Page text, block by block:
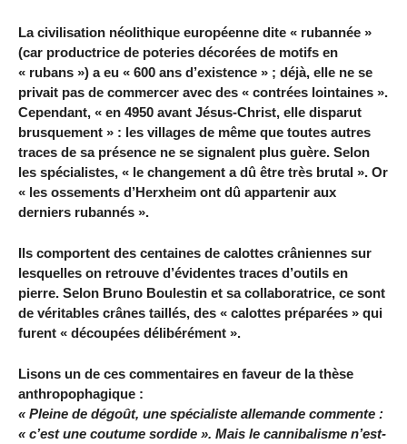
La civilisation néolithique européenne dite « rubannée »
(car productrice de poteries décorées de motifs en
« rubans ») a eu « 600 ans d’existence » ; déjà, elle ne se
privait pas de commercer avec des « contrées lointaines ».
Cependant, « en 4950 avant Jésus-Christ, elle disparut
brusquement » : les villages de même que toutes autres
traces de sa présence ne se signalent plus guère. Selon
les spécialistes, « le changement a dû être très brutal ». Or
« les ossements d’Herxheim ont dû appartenir aux
derniers rubannés ».
Ils comportent des centaines de calottes crâniennes sur
lesquelles on retrouve d’évidentes traces d’outils en
pierre. Selon Bruno Boulestin et sa collaboratrice, ce sont
de véritables crânes taillés, des « calottes préparées » qui
furent « découpées délibérément ».
Lisons un de ces commentaires en faveur de la thèse
anthropophagique :
« Pleine de dégoût, une spécialiste allemande commente :
« c’est une coutume sordide ». Mais le cannibalisme n’est-